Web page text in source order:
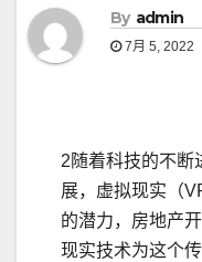
By admin
7月 5, 2022
2随着科技的不断
展，虚拟现实（
的潜力，房地产
现实技术为这个